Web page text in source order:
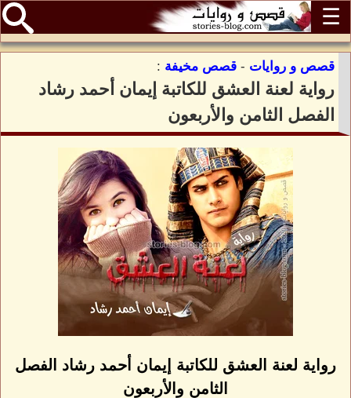
☰
قصص و روايات - قصص مخيفة :
رواية لعنة العشق للكاتبة إيمان أحمد رشاد
الفصل الثامن والأربعون
رواية لعنة العشق للكاتبة إيمان أحمد رشاد الفصل
الثامن والأربعون